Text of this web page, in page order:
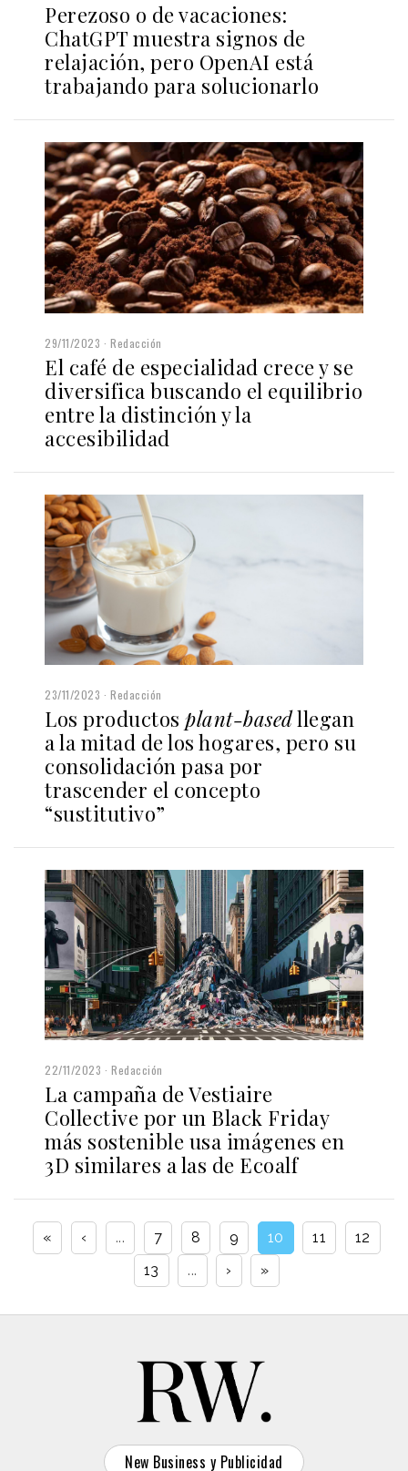
Perezoso o de vacaciones:
ChatGPT muestra signos de
relajación, pero OpenAI está
trabajando para solucionarlo
29/11/2023 Redacción
El café de especialidad crece y se
diversifica buscando el equilibrio
entre la distinción y la
accesibilidad
23/11/2023 Redacción
Los productos plant-basedllegan
a la mitad de los hogares, pero su
consolidación pasa por
trascender el concepto
“sustitutivo”
22/11/2023 Redacción
La campaña de Vestiaire
Collective por un Black Friday
más sostenible usa imágenes en
3D similares a las de Ecoalf
« ‹ ... 7 8 9 10 11
12
13
... › »
New Business y Publicidad